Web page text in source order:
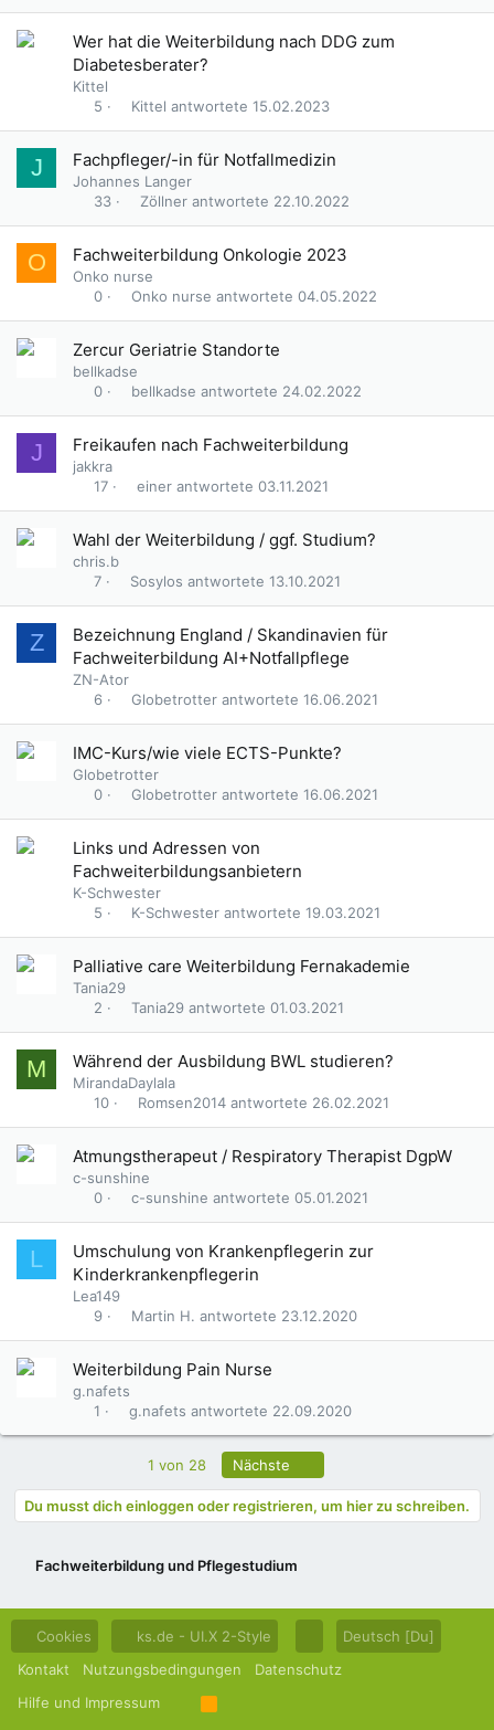
Wer hat die Weiterbildung nach DDG zum
Diabetesberater?
Kittel
5
15.02.2023
Kittel
J Fachpfleger/-in für Notfallmedizin
Johannes Langer
33
22.10.2022
Zöllner
O Fachweiterbildung Onkologie 2023
Onko nurse
0
04.05.2022
Onko nurse
Zercur Geriatrie Standorte
bellkadse
0
24.02.2022
bellkadse
J Freikaufen nach Fachweiterbildung
jakkra
17
03.11.2021
einer
Wahl der Weiterbildung / ggf. Studium?
chris.b
7
13.10.2021
Sosylos
Z
Bezeichnung England / Skandinavien für
Fachweiterbildung AI+Notfallpflege
ZN-Ator
6
16.06.2021
Globetrotter
IMC-Kurs/wie viele ECTS-Punkte?
Globetrotter
0
16.06.2021
Globetrotter
Links und Adressen von
Fachweiterbildungsanbietern
K-Schwester
5
19.03.2021
K-Schwester
Palliative care Weiterbildung Fernakademie
Tania29
2
01.03.2021
Tania29
M Während der Ausbildung BWL studieren?
MirandaDaylala
10
26.02.2021
Romsen2014
Atmungstherapeut / Respiratory Therapist DgpW
c-sunshine
0
05.01.2021
c-sunshine
L
Umschulung von Krankenpflegerin zur
Kinderkrankenpflegerin
Lea149
9
23.12.2020
Martin H.
Weiterbildung Pain Nurse
g.nafets
1
22.09.2020
g.nafets
1 von 28 Nächste
Du musst dich einloggen oder registrieren, um hier zu schreiben.
Fachweiterbildung und Pflegestudium
Cookies ks.de - UI.X 2-Style
Deutsch [Du]
Kontakt
Nutzungsbedingungen
Datenschutz
Hilfe und Impressum
R
S